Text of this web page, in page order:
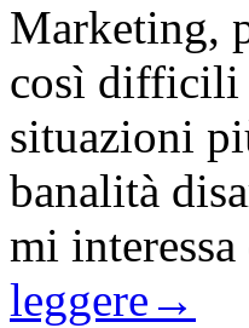
Marketing,
così difficili
situazioni
banalità
mi
leggere →